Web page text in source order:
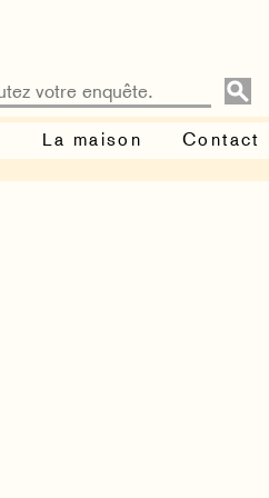
La maison Contact